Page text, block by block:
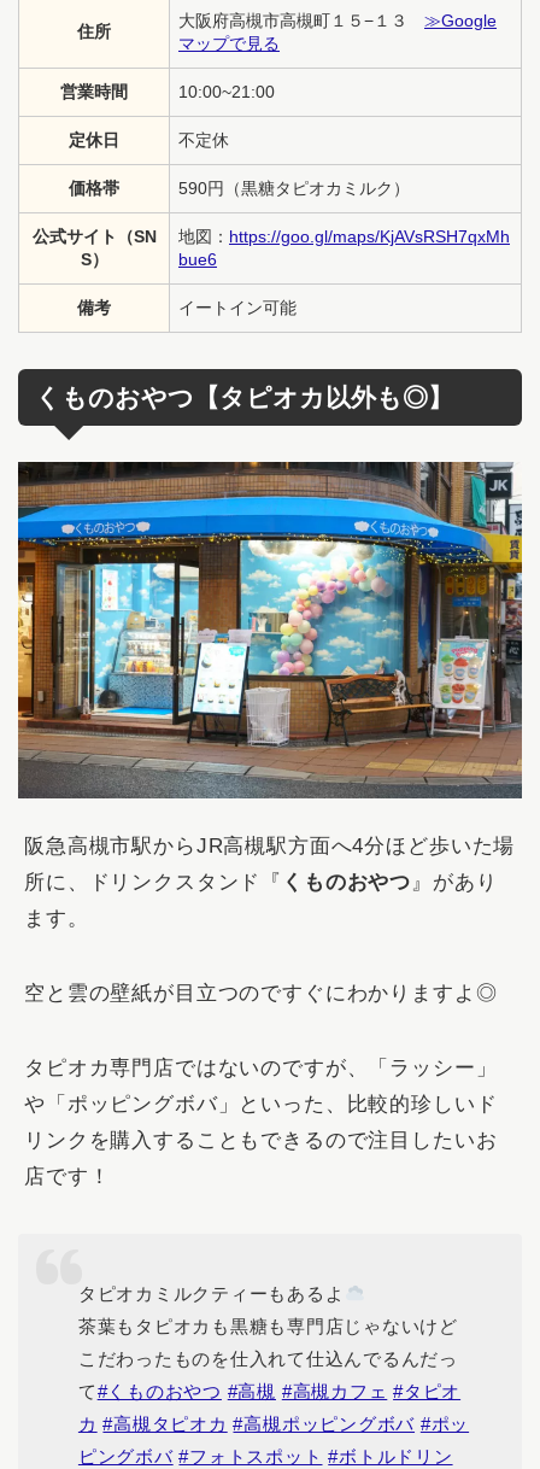
住所
大阪府高槻市高槻町１５−１３ ≫Google
マップで見る
営業時間 10:00~21:00
定休日 不定休
価格帯 590円（黒糖タピオカミルク）
公式サイト（SN
S）
地図： https://goo.gl/maps/KjAVsRSH7qxMh
bue6
備考 イートイン可能
くものおやつ【タピオカ以外も◎】
阪急高槻市駅からJR高槻駅方面へ4分ほど歩いた場
所に、ドリンクスタンド『 くものおやつ』があり
ます。
空と雲の壁紙が目立つのですぐにわかりますよ◎
タピオカ専門店ではないのですが、「ラッシー」
や「ポッピングボバ」といった、比較的珍しいド
リンクを購入することもできるので注目したいお
店です！
タピオカミルクティーもあるよ
茶葉もタピオカも黒糖も専門店じゃないけど
こだわったものを仕入れて仕込んでるんだっ
て#くものおやつ #高槻 #高槻カフェ #タピオ
カ #高槻タピオカ #高槻ポッピングボバ #ポッ
ピングボバ #フォトスポット #ボトルドリン